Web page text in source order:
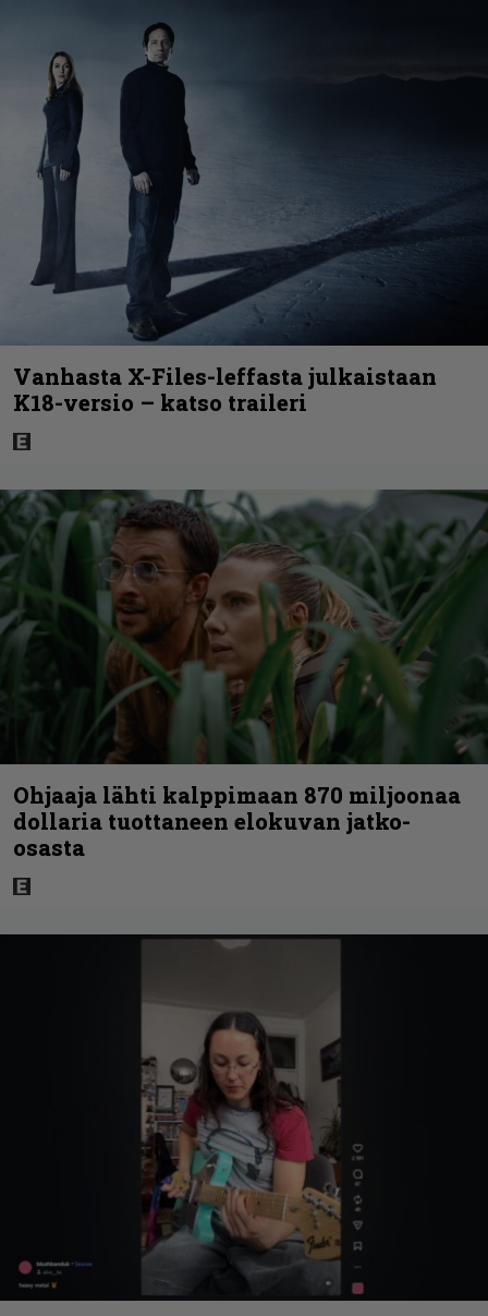
Vanhasta X-Files-leffasta julkaistaan
K18-versio – katso traileri
Ohjaaja lähti kalppimaan 870 miljoonaa
dollaria tuottaneen elokuvan jatko-
osasta